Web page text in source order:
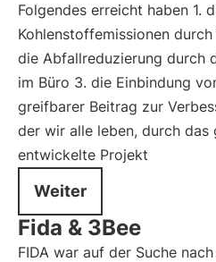
Folgendes erreicht haben 1.
Kohlenstoffemissionen
die Abfallreduzierung durch
im Büro 3. die Einbindung
greifbarer Beitrag zur
der wir alle leben, durch das
entwickelte Projekt
Weiter
Fida & 3Bee
FIDA war auf der Suche